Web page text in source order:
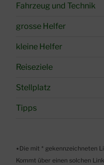
Fahrzeug und Technik
grosse Helfer
kleine Helfer
Reiseziele
Stellplatz
Tipps
٭Die mit * gekennzeichneten Links sind sogenannte Affiliate Links.
Kommt über einen solchen